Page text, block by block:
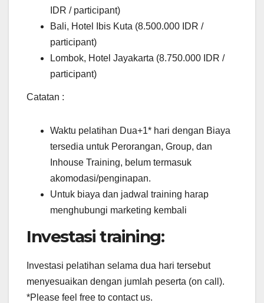
IDR / participant)
Bali, Hotel Ibis Kuta (8.500.000 IDR /
participant)
Lombok, Hotel Jayakarta (8.750.000 IDR /
participant)
Catatan :
Waktu pelatihan Dua+1* hari dengan Biaya
tersedia untuk Perorangan, Group, dan
Inhouse Training, belum termasuk
akomodasi/penginapan.
Untuk biaya dan jadwal training harap
menghubungi marketing kembali
Investasi training:
Investasi pelatihan selama dua hari tersebut
menyesuaikan dengan jumlah peserta (on call).
*Please feel free to contact us.